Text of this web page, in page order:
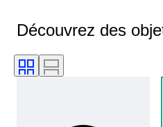
Découvrez des